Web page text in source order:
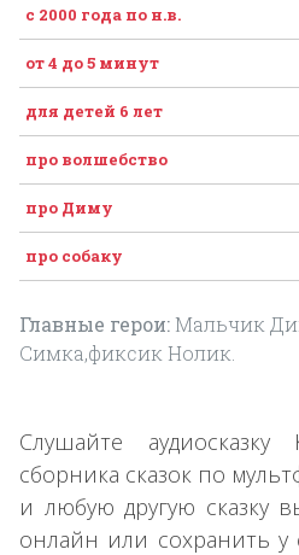
c 2000 года по н.в.
от 4 до 5 минут
для детей 6 лет
про волшебство
про Диму
про собаку
Главные герои:Мальчик
Симка,фиксик Нолик.
Слушайте
сборника сказок по
и любую другую сказку
онлайн или сохранить у